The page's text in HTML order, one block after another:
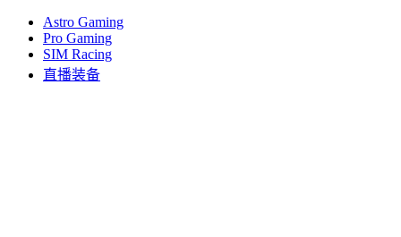
Astro Gaming
Pro Gaming
SIM Racing
直播装备